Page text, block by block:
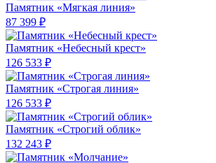
Памятник «Мягкая линия»
87 399 ₽
Памятник «Небесный крест»
126 533 ₽
Памятник «Строгая линия»
126 533 ₽
Памятник «Строгий облик»
132 243 ₽